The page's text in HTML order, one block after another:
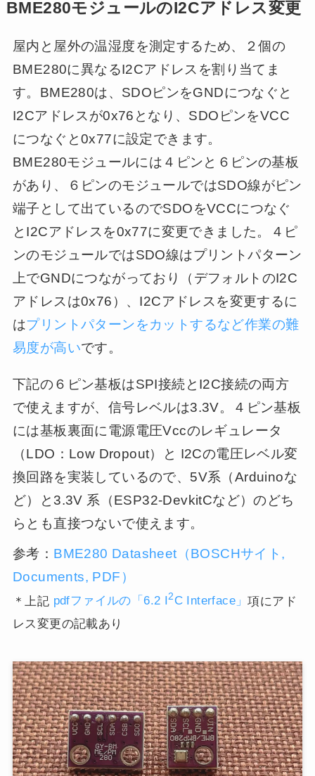
BME280モジュールのI2Cアドレス変更
屋内と屋外の温湿度を測定するため、２個の
BME280に異なるI2Cアドレスを割り当てま
す。BME280は、SDOピンをGNDにつなぐと
I2Cアドレスが0x76となり、SDOピンをVCC
につなぐと0x77に設定できます。
BME280モジュールには４ピンと６ピンの基板
があり、６ピンのモジュールではSDO線がピン
端子として出ているのでSDOをVCCにつなぐ
とI2Cアドレスを0x77に変更できました。４ピ
ンのモジュールではSDO線はプリントパターン
上でGNDにつながっており（デフォルトのI2C
アドレスは0x76）、I2Cアドレスを変更するに
はプリントパターンをカットするなど作業の難
易度が高いです。
下記の６ピン基板はSPI接続とI2C接続の両方
で使えますが、信号レベルは3.3V。４ピン基板
には基板裏面に電源電圧Vccのレギュレータ
（LDO：Low Dropout）と I2Cの電圧レベル変
換回路を実装しているので、5V系（Arduinoな
ど）と3.3V 系（ESP32-DevkitCなど）のどち
らとも直接つないで使えます。
参考： BME280 Datasheet（BOSCHサイト,
Documents, PDF）
＊上記 pdfファイルの「6.2 I2C Interface」項にアド
レス変更の記載あり